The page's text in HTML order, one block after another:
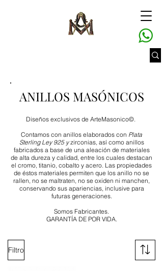
ANILLOS MASÓNICOS
Diseños exclusivos de ArteMasonico©.
Contamos con anillos elaborados con Plata
Sterling Ley 925 yzirconias, así como anillos
fabricados a base de una aleación de materiales
de alta dureza y calidad, entre los cuales destacan
el cromo, titanio, cobalto y acero. Las propiedades
de éstos materiales permiten que los anillo no se
rallen, no se maltraten, no se oxiden ni manchen,
conservando sus apariencias, inclusive para
futuras generaciones.
Somos Fabricantes.
GARANTÍA DE POR VIDA.
Filtro